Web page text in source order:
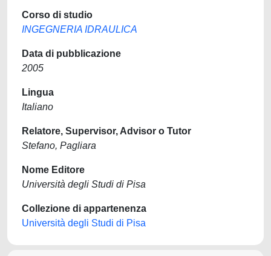
Corso di studio
INGEGNERIA IDRAULICA
Data di pubblicazione
2005
Lingua
Italiano
Relatore, Supervisor, Advisor o Tutor
Stefano, Pagliara
Nome Editore
Università degli Studi di Pisa
Collezione di appartenenza
Università degli Studi di Pisa